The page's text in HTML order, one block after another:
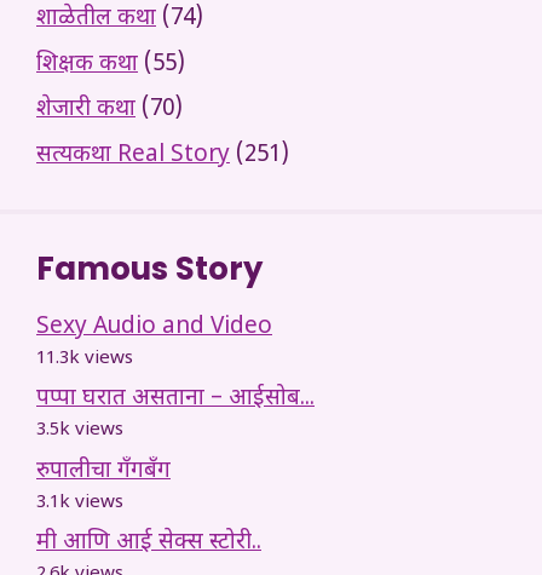
शाळेतील कथा (74)
शिक्षक कथा (55)
शेजारी कथा (70)
सत्यकथा Real Story (251)
Famous Story
Sexy Audio and Video
11.3k views
पप्पा घरात असताना – आईसोब...
3.5k views
रुपालीचा गँगबँग
3.1k views
मी आणि आई सेक्स स्टोरी..